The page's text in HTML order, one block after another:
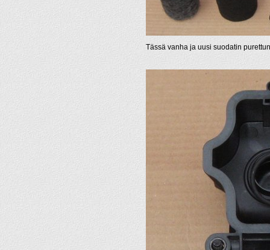
Tässä vanha ja uusi suodatin